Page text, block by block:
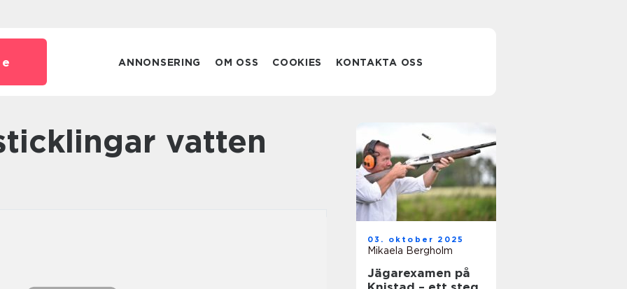
ANNONSERING OM OSS COOKIES KONTAKTA OSS
vatten
03. oktober 2025
Mikaela Bergholm
Jägarexamen på